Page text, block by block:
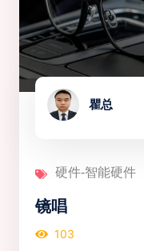
瞿总
硬件-智能硬件
镜唱
103